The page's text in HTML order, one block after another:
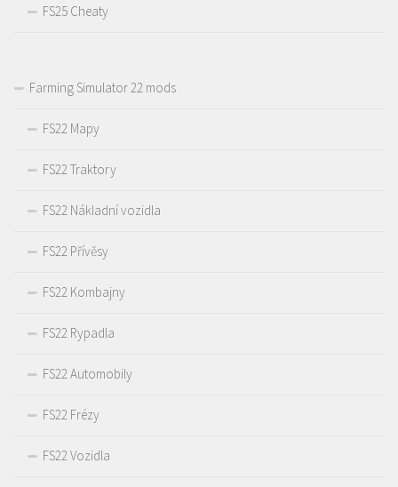
FS25 Cheaty
Farming Simulator 22 mods
FS22 Mapy
FS22 Traktory
FS22 Nákladní vozidla
FS22 Přívěsy
FS22 Kombajny
FS22 Rypadla
FS22 Automobily
FS22 Frézy
FS22 Vozidla